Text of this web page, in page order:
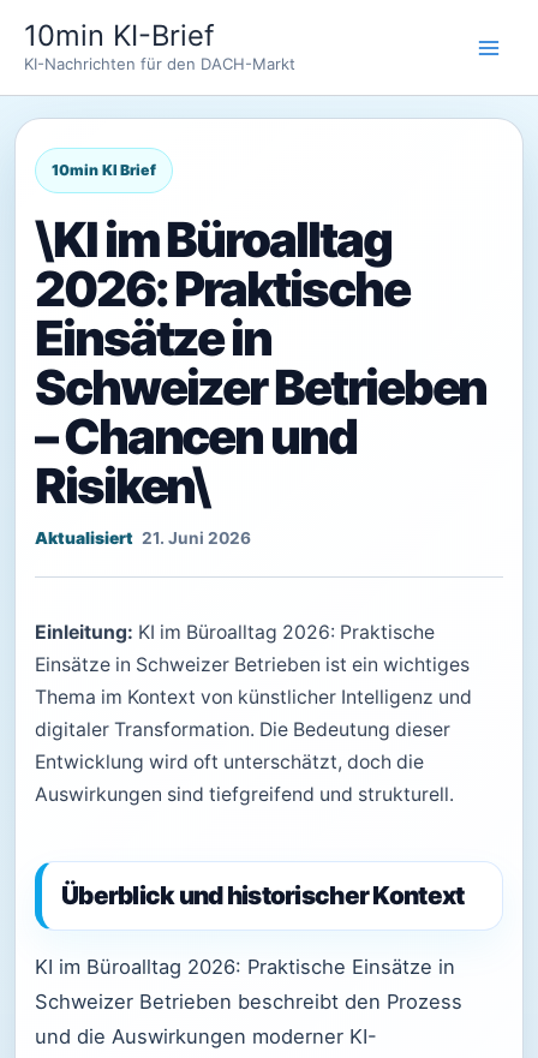
Inhalt
springen
10min KI-Brief
KI-Nachrichten für den DACH-Markt
\KI im Büroalltag
2026: Praktische
Einsätze in
Schweizer Betrieben
– Chancen und
Risiken\
21. Juni 2026
Einleitung: KI im Büroalltag 2026: Praktische
Einsätze in Schweizer Betrieben ist ein wichtiges
Thema im Kontext von künstlicher Intelligenz und
digitaler Transformation. Die Bedeutung dieser
Entwicklung wird oft unterschätzt, doch die
Auswirkungen sind tiefgreifend und strukturell.
Überblick und historischer Kontext
KI im Büroalltag 2026: Praktische Einsätze in
Schweizer Betrieben beschreibt den Prozess
und die Auswirkungen moderner KI-